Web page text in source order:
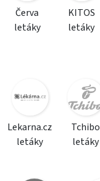
Červa
letáky
KITOS
letáky
Lekarna.cz
letáky
Tchibo
letáky